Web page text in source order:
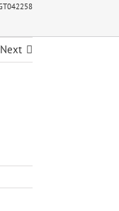
Next